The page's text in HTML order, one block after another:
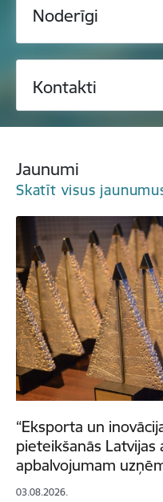
Noderīgi
Kontakti
Jaunumi
Skatīt visus
“Eksporta un
pieteikšanās Latvijas
apbalvojumam
03.08.2026.